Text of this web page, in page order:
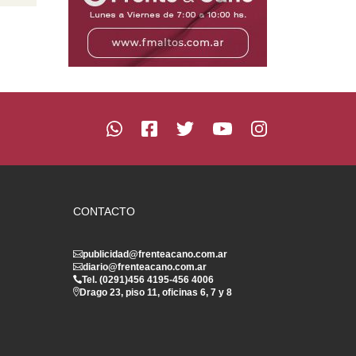
CONTACTO
publicidad@frenteacano.com.ar
diario@frenteacano.com.ar
Tel. (0291)456 4195-456 4006
Drago 23, piso 11, oficinas 6, 7 y 8